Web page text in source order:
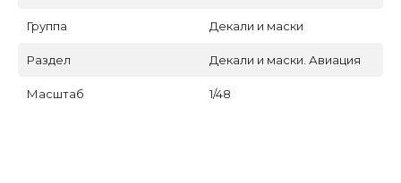
Группа Декали и маски
Раздел Декали и маски. Авиация
Масштаб 1/48